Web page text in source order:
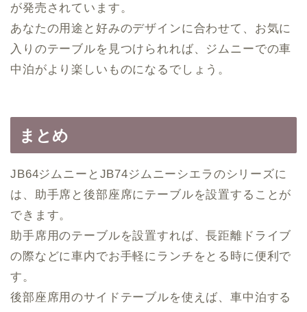
が発売されています。
あなたの用途と好みのデザインに合わせて、お気に
入りのテーブルを見つけられれば、ジムニーでの車
中泊がより楽しいものになるでしょう。
まとめ
JB64ジムニーとJB74ジムニーシエラのシリーズに
は、助手席と後部座席にテーブルを設置することが
できます。
助手席用のテーブルを設置すれば、長距離ドライブ
の際などに車内でお手軽にランチをとる時に便利で
す。
後部座席用のサイドテーブルを使えば、車中泊する